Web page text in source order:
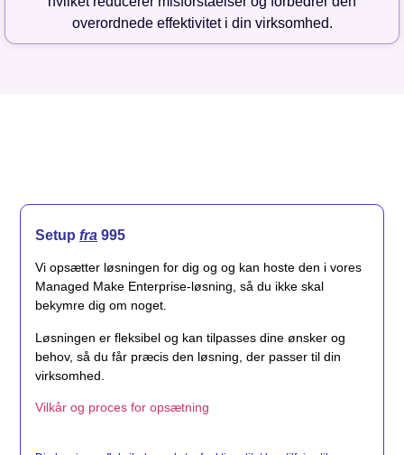
overordnede effektivitet i din virksomhed.
Setup fra 995
Vi opsætter løsningen for dig og og kan hoste den i vores
Managed Make Enterprise-løsning, så du ikke skal
bekymre dig om noget.
Løsningen er fleksibel og kan tilpasses dine ønsker og
behov, så du får præcis den løsning, der passer til din
virksomhed.
Vilkår og proces for opsætning